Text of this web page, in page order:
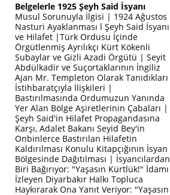
Belgelerle 1925 Şeyh Said İsyanı
Musul Sorunuyla İlgisi | 1924 Ağustos
Nasturi Ayaklanması l Şeyh Said İsyanı
ve Hilafet |Türk Ordusu İçinde
Örgütlenmiş Ayrılıkçı Kürt Kökenli
Subaylar ve Gizli Azadi Örgütü | Seyit
Abdülkadir ve Suçortaklarının İngiliz
Ajan Mr. Templeton Olarak Tanıdıkları
İstihbaratçıyla İlişkileri |
Bastırılmasında Ordumuzun Yanında
Yer Alan Bölge Aşiretlerinin Çabaları |
Şeyh Said'in Hilafet Propagandasına
Karşı, Adalet Bakanı Seyid Bey'in
Onbinlerce Bastırılan Hilafetin
Kaldırılması Konulu Kitapçığının İsyan
Bölgesinde Dağıtılması | İsyancılardan
Biri Bağırıyor: "Yaşasın Kürtlük!" İdamı
İzleyen Diyarbakır Halkı Topluca
Haykırarak Ona Yanıt Veriyor: "Yaşasın